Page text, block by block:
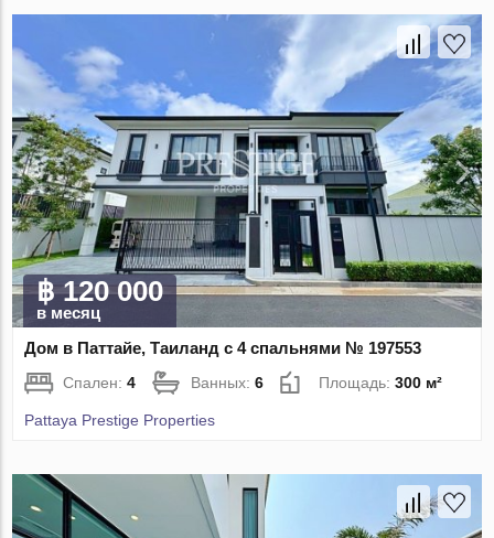
฿ 120 000
в месяц
Дом в Паттайе, Таиланд с 4 спальнями № 197553
Спален:4 Ванных:6 Площадь:300 м²
Pattaya Prestige Properties